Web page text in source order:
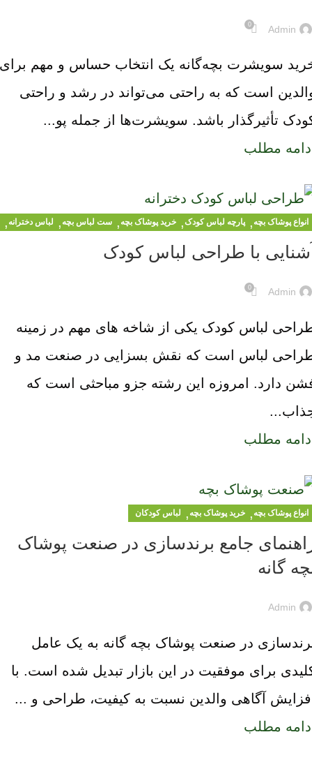
Admin
0
سویشرت بچه‌گانه یک انتخاب حساس و مهم برای
است که به راحتی می‌تواند در رشد و راحتی
تأثیرگذار باشد. سویشرت‌ها از جمله پو...
مطلب
انواع پوشاک بچه ,پارچه لباس کودک, خرید پوشاک بچه , ست لباس بچه , لباس دخترانه ,
با طراحی لباس کودک
Admin
0
لباس کودک یکی از شاخه های مهم در زمینه
لباس است که نقش بسزایی در صنعت مد و
دارد. امروزه این رشته جزو مباحثی است که
مطلب
انواع پوشاک بچه , خرید پوشاک بچه , لباس کودکان
جامع برندسازی در صنعت پوشاک
گانه
Admin
در صنعت پوشاک بچه گانه به یک عامل
برای موفقیت در این بازار تبدیل شده است. با
آگاهی والدین نسبت به کیفیت، طراحی و ...
مطلب